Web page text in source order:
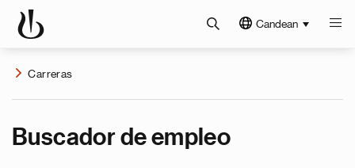
Candean
Carreras
Buscador de empleo